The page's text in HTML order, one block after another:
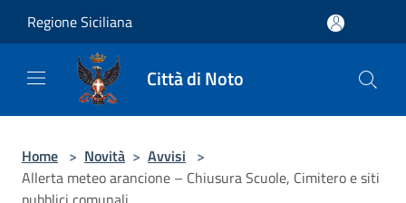
Regione Siciliana
Città di Noto
Home > Novità > Avvisi >
Allerta meteo arancione – Chiusura Scuole, Cimitero e siti